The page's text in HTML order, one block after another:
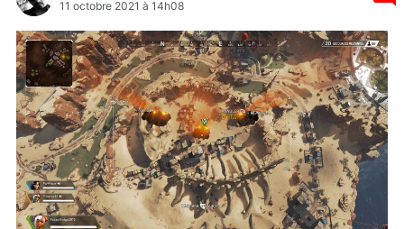
11 octobre 2021 à 14h08